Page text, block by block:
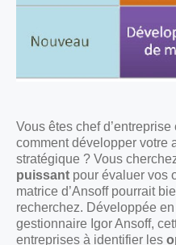
Vous êtes chef
comment développer votre
stratégique ? Vous
puissant pour évaluer vos
matrice d’Ansoff pourrait
recherchez. Développée
gestionnaire Igor Ansoff,
entreprises à identifier les